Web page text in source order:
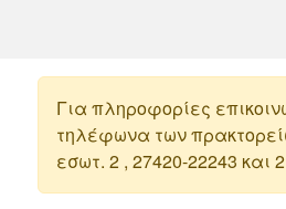
Για πληροφορίες
τηλέφωνα των
εσωτ. 2 , 27420-22243 και